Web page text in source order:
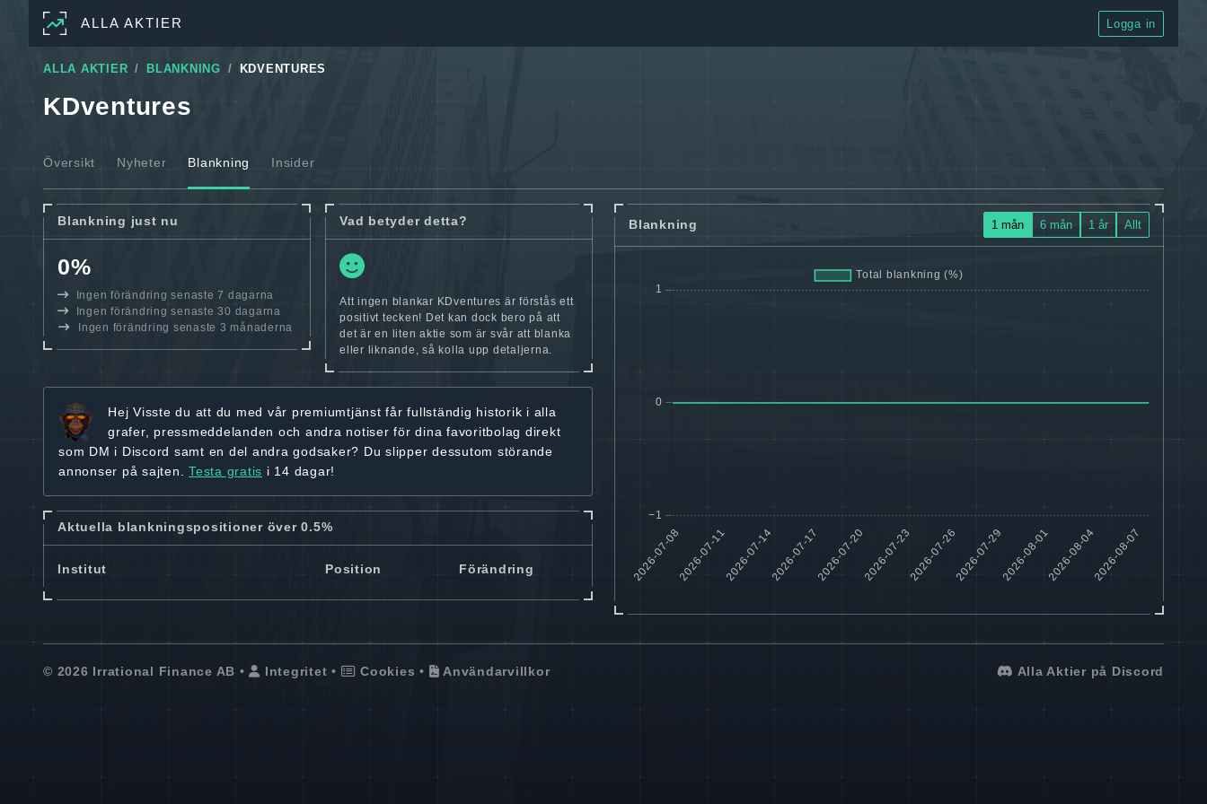
ALLA AKTIER Logga in
ALLA AKTIER BLANKNING KDVENTURES
KDventures
Översikt Nyheter Blankning Insider
Blankning just nu
0%
Ingen förändring senaste 7 dagarna
Ingen förändring senaste 30 dagarna
Ingen förändring senaste 3 månaderna
Vad betyder detta?
Att ingen blankar KDventures är förstås ett
positivt tecken! Det kan dock bero på att
det är en liten aktie som är svår att blanka
eller liknande, så kolla upp detaljerna.
Hej Visste du att du med vår premiumtjänst fårfullständig historik i alla
grafer, pressmeddelanden och andra notiser för dina favoritbolag direkt
som DM i Discord samt en del andra godsaker? Du slipper dessutom störande
annonser på sajten. Testa gratis i 14 dagar!
Aktuella blankningspositioner över 0.5%
Institut Position Förändring
Blankning 1 mån 6 mån 1 år Allt
© 2026 Irrational Finance AB • Integritet • Cookies • Användarvillkor Alla Aktier på Discord